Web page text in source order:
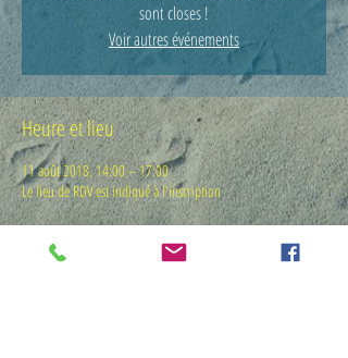
sont closes !
Voir autres événements
Heure et lieu
11 août 2018, 14:00 – 17:00
Le lieu de RDV est indiqué à l'inscription
Invités